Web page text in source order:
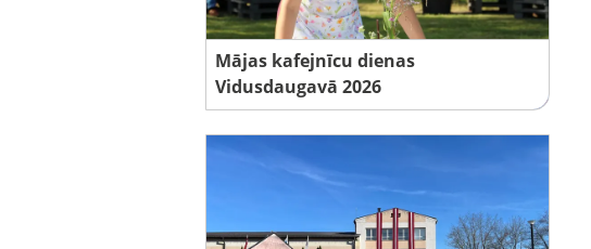
Mājas kafejnīcu dienas
Vidusdaugavā 2026